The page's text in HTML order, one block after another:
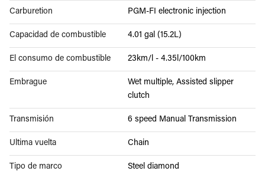
Carburetion PGM-FI electronic injection
Capacidad de combustible 4.01 gal (15.2L)
El consumo de combustible 23km/l - 4.35l/100km
Embrague
Wet multiple, Assisted slipper
clutch
Transmisión 6 speed Manual Transmission
Ultima vuelta Chain
Tipo de marco Steel diamond